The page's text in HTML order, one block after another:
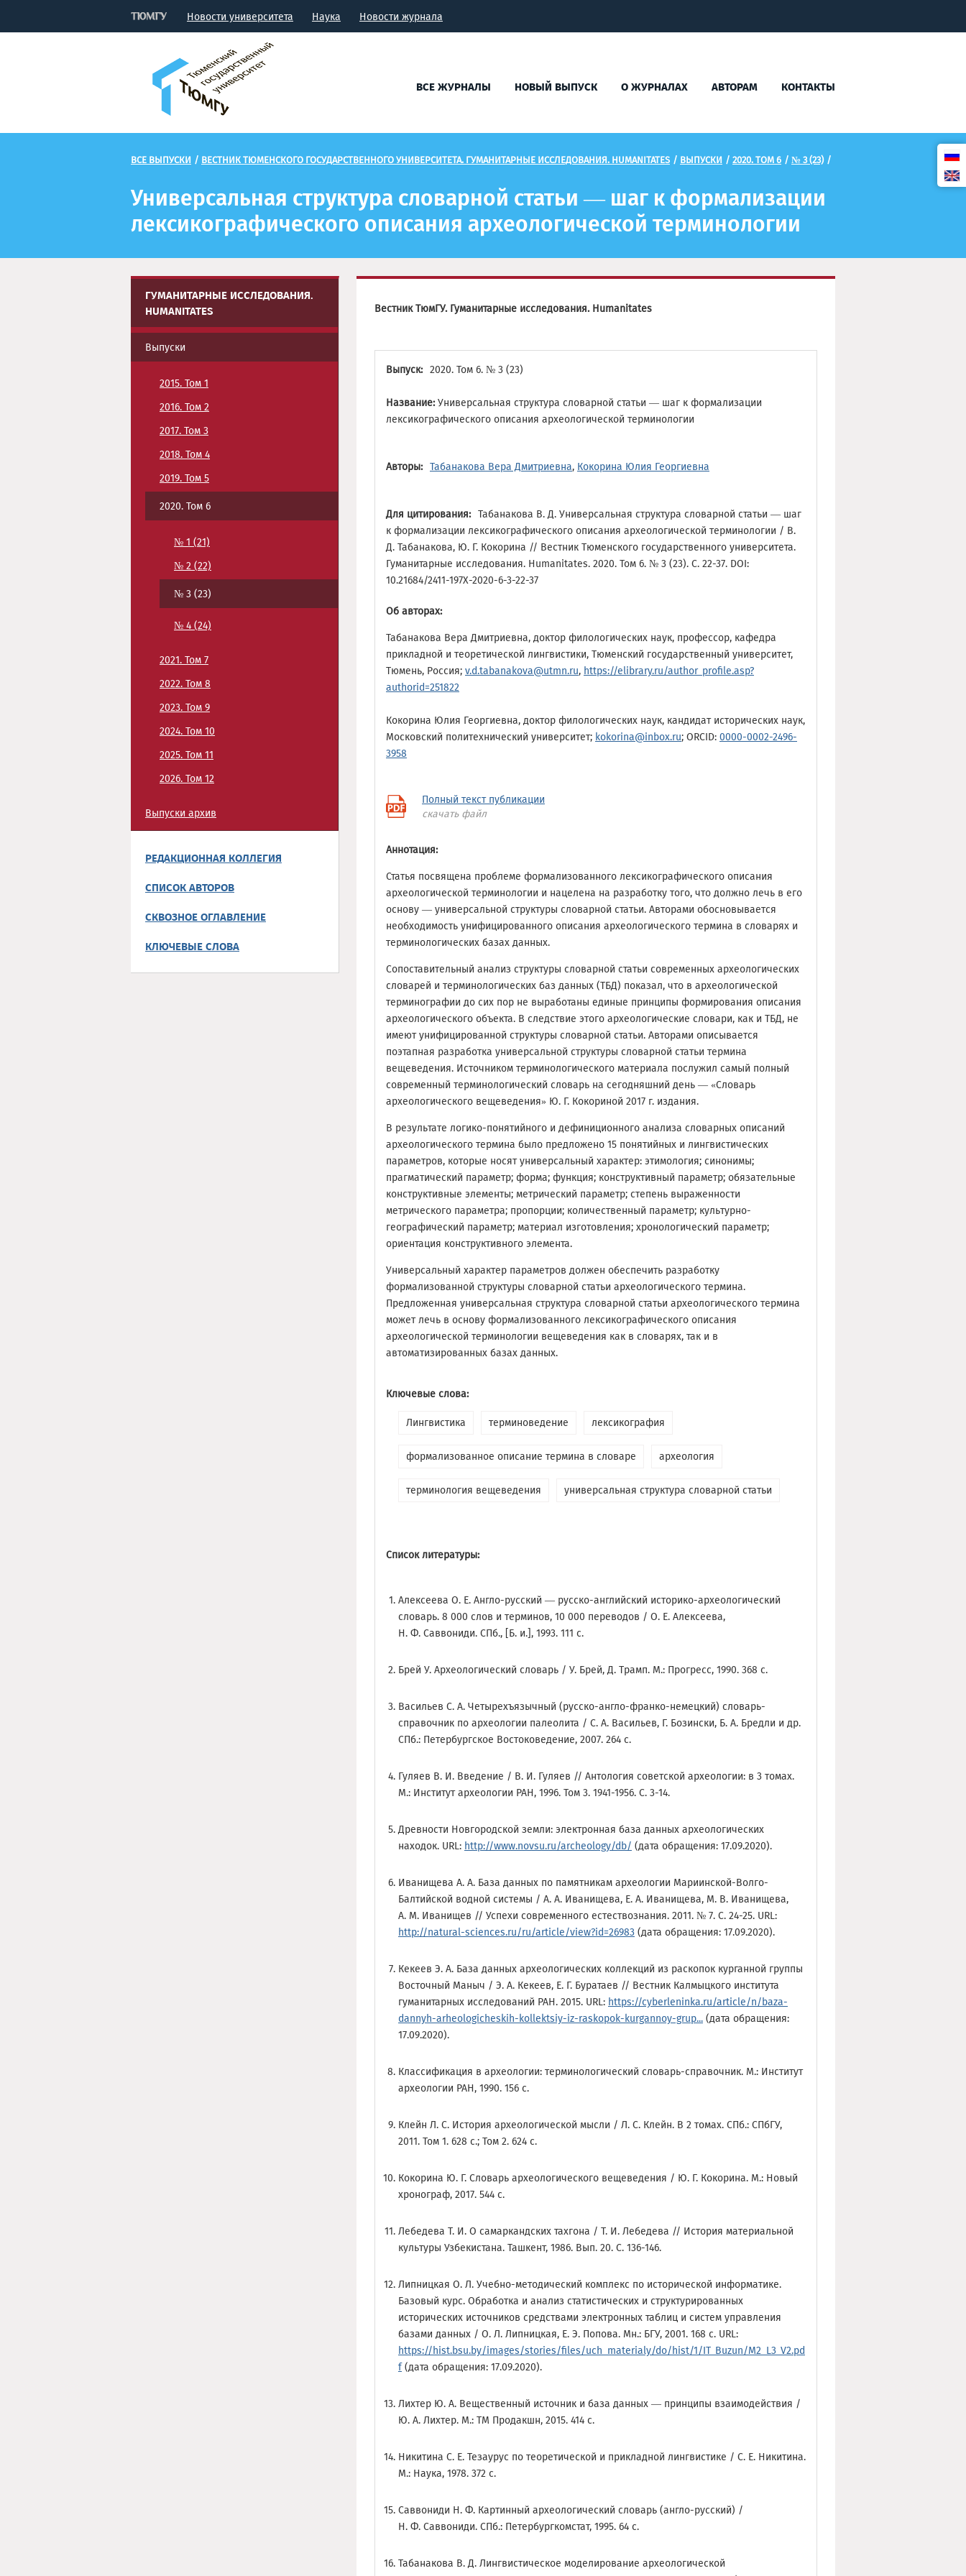
Новости университета Наука Новости журнала
ВСЕ ЖУРНАЛЫ НОВЫЙ ВЫПУСК О ЖУРНАЛАХ АВТОРАМ КОНТАКТЫ
ВСЕ ВЫПУСКИ / ВЕСТНИК ТЮМЕНСКОГО ГОСУДАРСТВЕННОГО УНИВЕРСИТЕТА. ГУМАНИТАРНЫЕ ИССЛЕДОВАНИЯ. HUMANITATES / ВЫПУСКИ / 2020. ТОМ 6 / № 3 (23) /
Универсальная структура словарной статьи — шаг к формализации
лексикографического описания археологической терминологии
ГУМАНИТАРНЫЕ ИССЛЕДОВАНИЯ.
HUMANITATES
Выпуски
2015. Том 1
2016. Том 2
2017. Том 3
2018. Том 4
2019. Том 5
2020. Том 6
№ 1 (21)
№ 2 (22)
№ 3 (23)
№ 4 (24)
2021. Том 7
2022. Том 8
2023. Том 9
2024. Том 10
2025. Том 11
2026. Том 12
Выпуски архив
РЕДАКЦИОННАЯ КОЛЛЕГИЯ
СПИСОК АВТОРОВ
СКВОЗНОЕ ОГЛАВЛЕНИЕ
КЛЮЧЕВЫЕ СЛОВА
Вестник ТюмГУ. Гуманитарные исследования. Humanitates
Выпуск: 2020. Том 6. № 3 (23)
Название:Универсальная структура словарной статьи — шаг к формализации
лексикографического описания археологической терминологии
Авторы: Табанакова Вера Дмитриевна, Кокорина Юлия Георгиевна
Для цитирования: Табанакова В. Д. Универсальная структура словарной статьи — шаг
к формализации лексикографического описания археологической терминологии / В.
Д. Табанакова, Ю. Г. Кокорина // Вестник Тюменского государственного университета.
Гуманитарные исследования. Humanitates. 2020. Том 6. № 3 (23). С. 22-37. DOI:
10.21684/2411-197X-2020-6-3-22-37
Об авторах:
Табанакова Вера Дмитриевна, доктор филологических наук, профессор, кафедра
прикладной и теоретической лингвистики, Тюменский государственный университет,
Тюмень, Россия; v.d.tabanakova@utmn.ru, https://elibrary.ru/author_profile.asp?
authorid=251822
Кокорина Юлия Георгиевна, доктор филологических наук, кандидат исторических наук,
Московский политехнический университет; kokorina@inbox.ru; ORCID: 0000-0002-2496-
3958
Полный текст публикации
скачать файл
Аннотация:
Статья посвящена проблеме формализованного лексикографического описания
археологической терминологии и нацелена на разработку того, что должно лечь в его
основу — универсальной структуры словарной статьи. Авторами обосновывается
необходимость унифицированного описания археологического термина в словарях и
терминологических базах данных.
Сопоставительный анализ структуры словарной статьи современных археологических
словарей и терминологических баз данных (ТБД) показал, что в археологической
терминографии до сих пор не выработаны единые принципы формирования описания
археологического объекта. В следствие этого археологические словари, как и ТБД, не
имеют унифицированной структуры словарной статьи. Авторами описывается
поэтапная разработка универсальной структуры словарной статьи термина
вещеведения. Источником терминологического материала послужил самый полный
современный терминологический словарь на сегодняшний день — «Словарь
археологического вещеведения» Ю. Г. Кокориной 2017 г. издания.
В результате логико-понятийного и дефиниционного анализа словарных описаний
археологического термина было предложено 15 понятийных и лингвистических
параметров, которые носят универсальный характер: этимология; синонимы;
прагматический параметр; форма; функция; конструктивный параметр; обязательные
конструктивные элементы; метрический параметр; степень выраженности
метрического параметра; пропорции; количественный параметр; культурно-
географический параметр; материал изготовления; хронологический параметр;
ориентация конструктивного элемента.
Универсальный характер параметров должен обеспечить разработку
формализованной структуры словарной статьи археологического термина.
Предложенная универсальная структура словарной статьи археологического термина
может лечь в основу формализованного лексикографического описания
археологической терминологии вещеведения как в словарях, так и в
автоматизированных базах данных.
Ключевые слова:
Лингвистика терминоведение лексикография
формализованное описание термина в словаре археология
терминология вещеведения универсальная структура словарной статьи
Список литературы:
Алексеева О. Е. Англо-русский — русско-английский историко-археологический
словарь. 8 000 слов и терминов, 10 000 переводов / О. Е. Алексеева,
Н. Ф. Саввониди. СПб., [Б. и.], 1993. 111 с.
Брей У. Археологический словарь / У. Брей, Д. Трамп. М.: Прогресс, 1990. 368 с.
Васильев С. А. Четырехъязычный (русско-англо-франко-немецкий) словарь-
справочник по археологии палеолита / С. А. Васильев, Г. Бозински, Б. А. Бредли и др.
СПб.: Петербургское Востоковедение, 2007. 264 с.
Гуляев В. И. Введение / В. И. Гуляев // Антология советской археологии: в 3 томах.
М.: Институт археологии РАН, 1996. Том 3. 1941-1956. С. 3-14.
Древности Новгородской земли: электронная база данных археологических
находок. URL: http://www.novsu.ru/archeology/db/ (дата обращения: 17.09.2020).
Иванищева А. А. База данных по памятникам археологии Мариинской-Волго-
Балтийской водной системы / А. А. Иванищева, Е. А. Иванищева, М. В. Иванищева,
А. М. Иванищев // Успехи современного естествознания. 2011. № 7. С. 24-25. URL:
http://natural-sciences.ru/ru/article/view?id=26983 (дата обращения: 17.09.2020).
Кекеев Э. А. База данных археологических коллекций из раскопок курганной группы
Восточный Маныч / Э. А. Кекеев, Е. Г. Буратаев // Вестник Калмыцкого института
гуманитарных исследований РАН. 2015. URL: https://cyberleninka.ru/article/n/baza-
dannyh-arheologicheskih-kollektsiy-iz-raskopok-kurgannoy-grup... (дата обращения:
17.09.2020).
Классификация в археологии: терминологический словарь-справочник. М.: Институт
археологии РАН, 1990. 156 с.
Клейн Л. С. История археологической мысли / Л. С. Клейн. В 2 томах. СПб.: СПбГУ,
2011. Том 1. 628 с.; Том 2. 624 с.
Кокорина Ю. Г. Словарь археологического вещеведения / Ю. Г. Кокорина. М.: Новый
хронограф, 2017. 544 с.
Лебедева Т. И. О самаркандских тахгона / Т. И. Лебедева // История материальной
культуры Узбекистана. Ташкент, 1986. Вып. 20. С. 136-146.
Липницкая О. Л. Учебно-методический комплекс по исторической информатике.
Базовый курс. Обработка и анализ статистических и структурированных
исторических источников средствами электронных таблиц и систем управления
базами данных / О. Л. Липницкая, Е. Э. Попова. Мн.: БГУ, 2001. 168 с. URL:
https://hist.bsu.by/images/stories/files/uch_materialy/do/hist/1/IT_Buzun/M2_L3_V2.pd
f(дата обращения: 17.09.2020).
Лихтер Ю. А. Вещественный источник и база данных — принципы взаимодействия /
Ю. А. Лихтер. М.: ТМ Продакшн, 2015. 414 с.
Никитина С. Е. Тезаурус по теоретической и прикладной лингвистике / С. Е. Никитина.
М.: Наука, 1978. 372 с.
Саввониди Н. Ф. Картинный археологический словарь (англо-русский) /
Н. Ф. Саввониди. СПб.: Петербургкомстат, 1995. 64 с.
Табанакова В. Д. Лингвистическое моделирование археологической